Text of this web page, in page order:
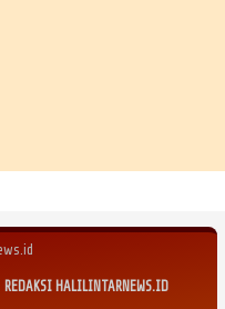
REDAKSI HALILINTARNEWS.ID